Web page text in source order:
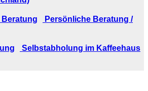
Persönliche Beratung /
Selbstabholung im Kaffeehaus